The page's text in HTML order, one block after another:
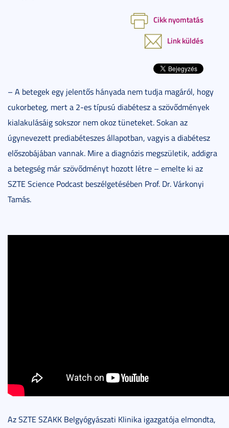
Cikk nyomtatás
Link küldés
– A betegek egy jelentős hányada nem tudja magáról, hogy
cukorbeteg, mert a 2-es típusú diabétesz a szövődmények
kialakulásáig sokszor nem okoz tüneteket. Sokan az
úgynevezett prediabéteszes állapotban, vagyis a diabétesz
előszobájában vannak. Mire a diagnózis megszületik, addigra
a betegség már szövődményt hozott létre – emelte ki az
SZTE Science Podcast beszélgetésében Prof. Dr. Várkonyi
Tamás.
Az SZTE SZAKK Belgyógyászati Klinika igazgatója elmondta,